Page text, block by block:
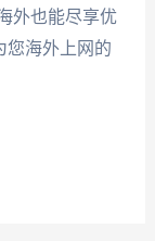
外也能尽享优
您海外上网的